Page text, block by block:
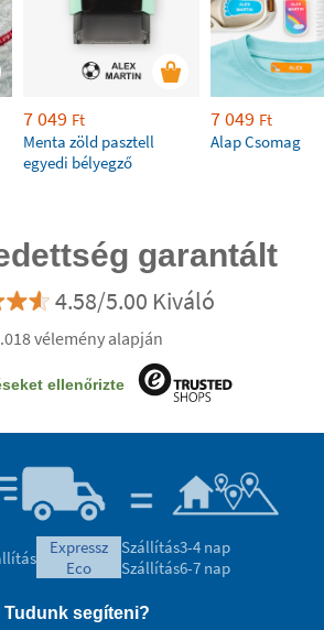
7 049 Ft
Menta zöld pasztell
egyedi bélyegző
7 049 Ft
Alap Csomag
garantált
4.58/5.00 Kiváló
vélemény alapján
ellenőrizte
expressz
eco
Szállítás3-4 nap
Szállítás6-7 nap
Tudunk segíteni?